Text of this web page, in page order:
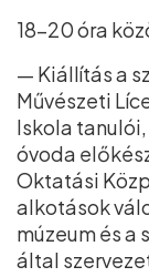
18–20 óra
— Kiállítás a
Művészeti
Iskola
óvoda
Oktatási
alkotások
múzeum és
által